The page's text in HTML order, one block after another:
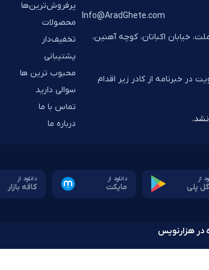
Info@AradGhete.com
خیابان اکباتان، کوچه آهنین،
در خبرنامه از کادر زیر اقدام
پرفروش‌ترین‌ها
محصولات
تخفیف‌دار
پشتیبانی
محبوب ترین ها
سوالی دارید
تماس با ما
درباره ما
از
پلی
دانلود از
مایکت
دانلود از
کافه بازار
در هزارنویس